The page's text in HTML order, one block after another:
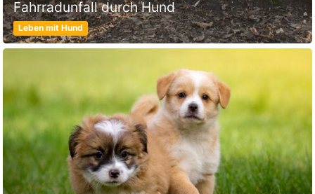
Fahrradunfall durch Hund
Leben mit Hund